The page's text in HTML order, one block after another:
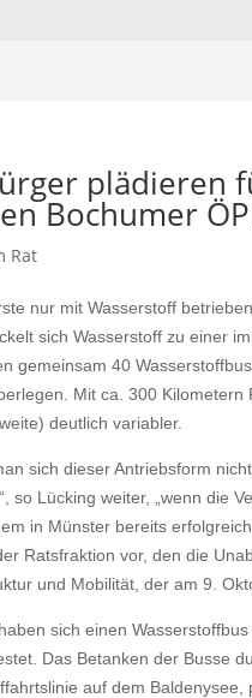
plädieren
Bochumer
Rat
nur mit Wasserstoff
sich Wasserstoff zu einer
gemeinsam 40
Mit ca. 300
deutlich variabler.
sich dieser Antriebsform
so Lücking weiter, „wenn die
in Münster bereits
Ratsfraktion vor, den die
und Mobilität, der am 9.
sich einen
Das Betanken der Busse
auf dem